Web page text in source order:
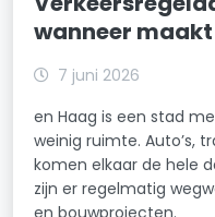
wanneer
7 juni 2026
en Haag is een stad
weinig ruimte. Auto’s,
komen elkaar de hele
zijn er regelmatig